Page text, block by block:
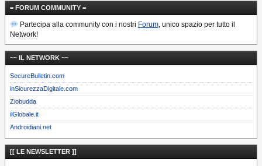
= FORUM COMMUNITY =
Partecipa alla community con i nostri Forum, unico spazio per tutto il
Network!
~~ IL NETWORK ~~
SecureBulletin.com
inSicurezzaDigitale.com
Ziobudda
ilGlobale.it
Androidiani.net
[[ LE NEWSLETTER ]]